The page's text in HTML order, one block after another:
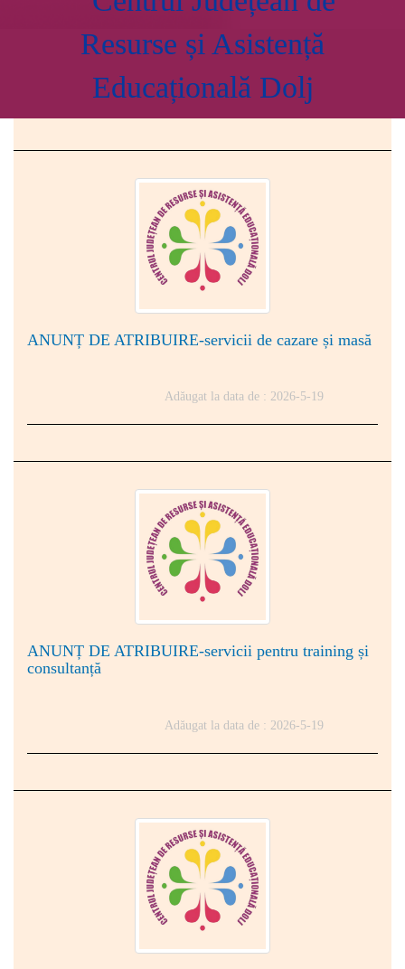
Resurse și Asistență
Educațională Dolj
ANUNȚ DE ATRIBUIRE-servicii de cazare și masă
Adăugat la data de : 2026-5-19
ANUNȚ DE ATRIBUIRE-servicii pentru training și
consultanță
Adăugat la data de : 2026-5-19